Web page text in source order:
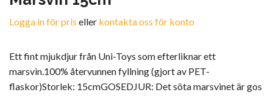
Logga in för pris eller kontakta oss för konto
Ett fint mjukdjur från Uni-Toys som efterliknar ett
marsvin.100% återvunnen fyllning (gjort av PET-
flaskor)Storlek: 15cmGOSEDJUR: Det söta marsvinet är gos